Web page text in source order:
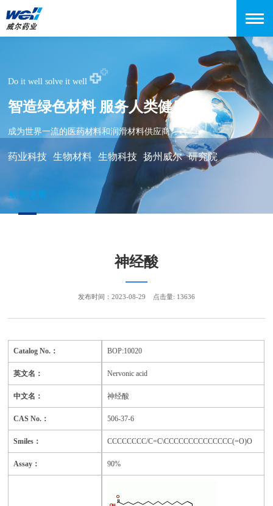
Do it well solve it well
智造绿色材料 服务人类健康
成为世界一流的医药材料和润滑材料供应商
药业科技 生物材料 生物科技 扬州威尔 研究院
威尔健康
神经酸
Catalog No.： BOP:10020
英文名： Nervonic acid
中文名： 神经酸
CAS No.： 506-37-6
Smiles： CCCCCCCC/C=C\CCCCCCCCCCCCCC(=O)O
Assay： 90%